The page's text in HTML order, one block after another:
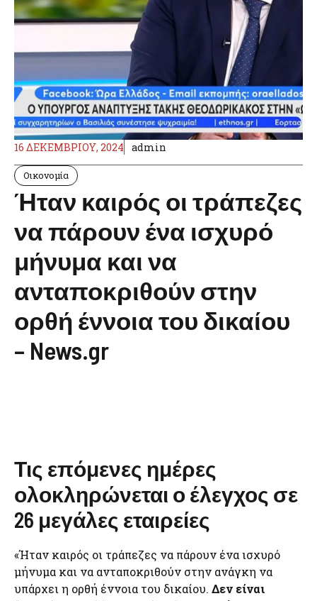
16 ΔΕΚΕΜΒΡΊΟΥ, 2024 admin
Οικονομία
Ήταν καιρός οι τράπεζες
να πάρουν ένα ισχυρό
μήνυμα και να
ανταποκριθούν στην
ορθή έννοια του δικαίου
– News.gr
Τις επόμενες ημέρες
ολοκληρώνεται ο έλεγχος σε
26 μεγάλες εταιρείες
«Ήταν καιρός οι τράπεζες να πάρουν ένα ισχυρό
μήνυμα και να ανταποκριθούν στην ανάγκη να
υπάρχει η ορθή έννοια του δικαίου. Δεν είναι